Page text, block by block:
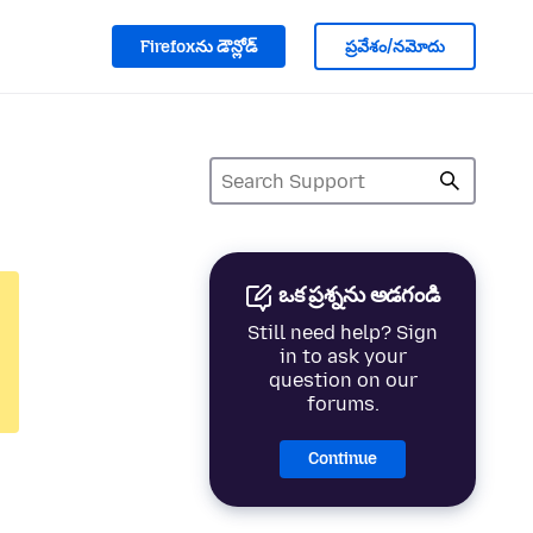
Firefoxను డౌన్లోడ్ ప్రవేశం/నమోదు
ఒక ప్రశ్నను అడగండి
Still need help? Sign
in to ask your
question on our
forums.
Continue